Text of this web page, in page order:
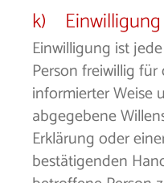
k) Einwilligung
Einwilligung ist
Person freiwillig
informierter Weise
abgegebene
Erklärung oder
bestätigenden